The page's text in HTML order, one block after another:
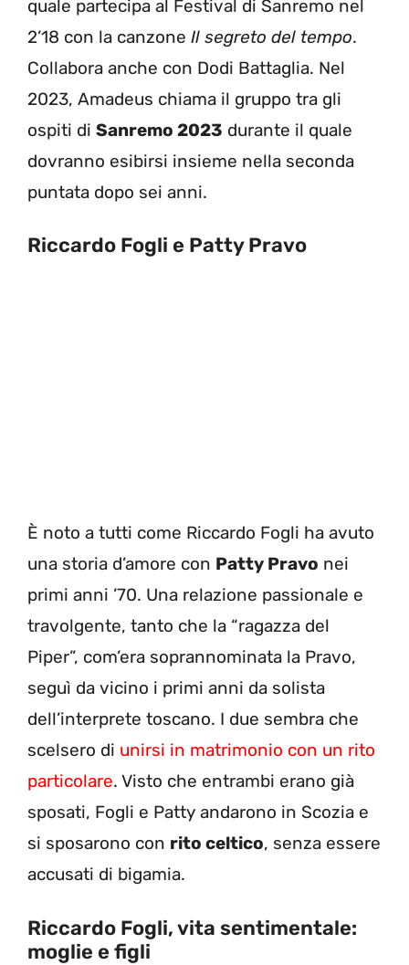
quale partecipa al Festival di Sanremo nel
2’18 con la canzone Il segreto del tempo.
Collabora anche con Dodi Battaglia. Nel
2023, Amadeus chiama il gruppo tra gli
ospiti di Sanremo 2023 durante il quale
dovranno esibirsi insieme nella seconda
puntata dopo sei anni.
Riccardo Fogli e Patty Pravo
È noto a tutti come Riccardo Fogli ha avuto
una storia d’amore con Patty Pravo nei
primi anni ’70. Una relazione passionale e
travolgente, tanto che la “ragazza del
Piper”, com’era soprannominata la Pravo,
seguì da vicino i primi anni da solista
dell’interprete toscano. I due sembra che
scelsero di unirsi in matrimonio con un rito
particolare. Visto che entrambi erano già
sposati, Fogli e Patty andarono in Scozia e
si sposarono con rito celtico, senza essere
accusati di bigamia.
Riccardo Fogli, vita sentimentale:
moglie e figli